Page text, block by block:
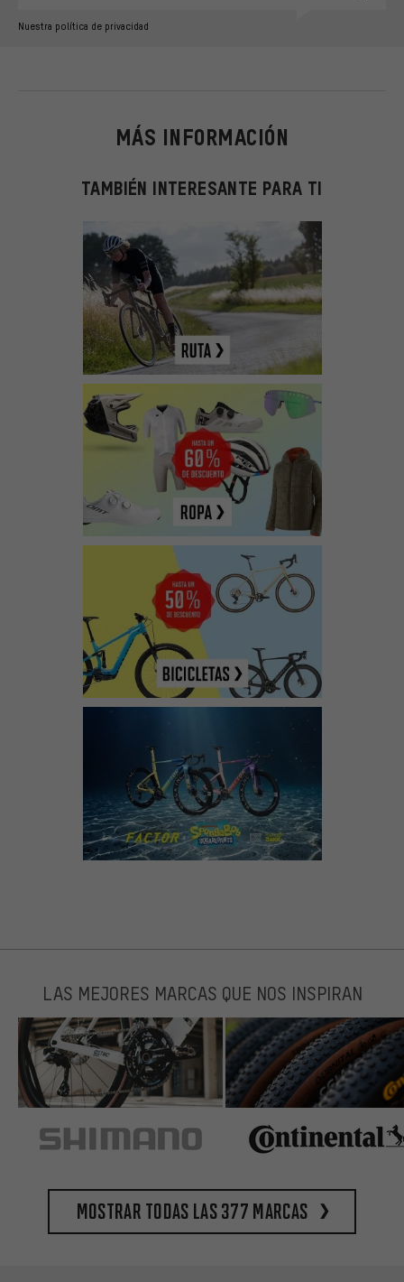
Nuestra política de privacidad
MÁS INFORMACIÓN
TAMBIÉN INTERESANTE PARA TI
LAS MEJORES MARCAS QUE NOS INSPIRAN
Mostrar todas las 377 marcas